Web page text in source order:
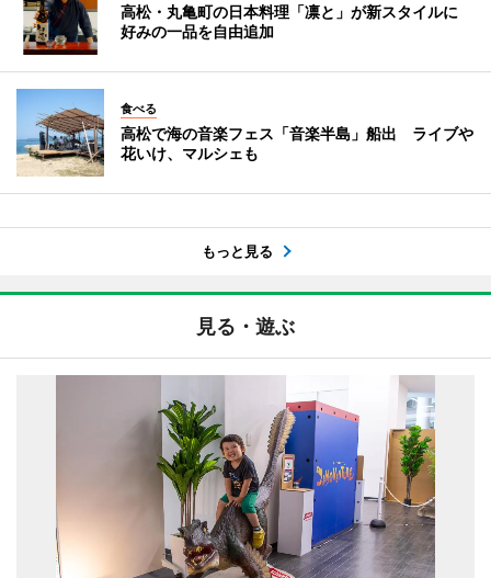
高松・丸亀町の日本料理「凛と」が新スタイルに
好みの一品を自由追加
食べる
高松で海の音楽フェス「音楽半島」船出 ライブや
花いけ、マルシェも
もっと見る
見る・遊ぶ